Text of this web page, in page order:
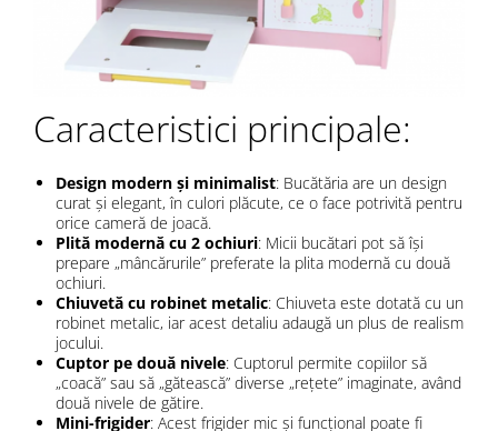
Caracteristici principale:
Design modern și minimalist: Bucătăria are un design
curat și elegant, în culori plăcute, ce o face potrivită pentru
orice cameră de joacă.
Plită modernă cu 2 ochiuri: Micii bucătari pot să își
prepare „mâncărurile” preferate la plita modernă cu două
ochiuri.
Chiuvetă cu robinet metalic: Chiuveta este dotată cu un
robinet metalic, iar acest detaliu adaugă un plus de realism
jocului.
Cuptor pe două nivele: Cuptorul permite copiilor să
„coacă” sau să „gătească” diverse „rețete” imaginate, având
două nivele de gătire.
Mini-frigider: Acest frigider mic și funcțional poate fi